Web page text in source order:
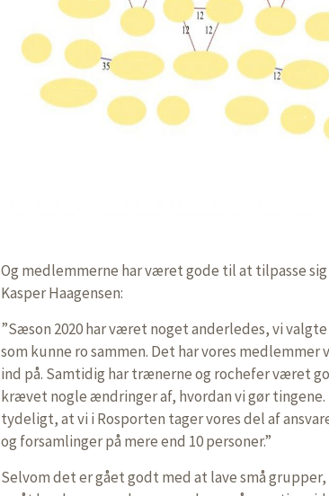
Og medlemmerne har været gode til at tilpasse
Kasper Haagensen:
”Sæson 2020 har været noget anderledes, vi
som kunne ro sammen. Det har vores
ind på. Samtidig har trænerne og rochefer været
krævet nogle ændringer af, hvordan vi gør
tydeligt, at vi i Rosporten tager vores del af
og forsamlinger på mere end 10 personer.”
Selvom det er gået godt med at lave små